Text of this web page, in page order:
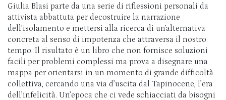
Giulia Blasi parte da una serie di riflessioni personali da
attivista abbattuta per decostruire la narrazione
dell’isolamento e mettersi alla ricerca di un’alternativa
concreta al senso di impotenza che attraversa il nostro
tempo. Il risultato è un libro che non fornisce soluzioni
facili per problemi complessi ma prova a disegnare una
mappa per orientarsi in un momento di grande difficoltà
collettiva, cercando una via d’uscita dal Tapinocene, l’era
dell’infelicità. Un’epoca che ci vede schiacciati da bisogni